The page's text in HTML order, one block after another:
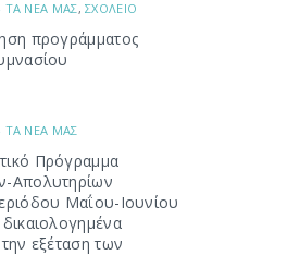
ΤΑ ΝΕΑ ΜΑΣ,ΣΧΟΛΕΙΟ
προγράμματος
ΤΑ ΝΕΑ ΜΑΣ
Πρόγραμμα
Απολυτηρίων
Μαΐου-Ιουνίου
εξέταση των